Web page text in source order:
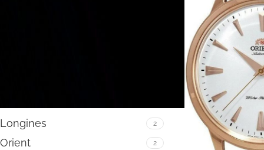
Longines 2
Orient 2